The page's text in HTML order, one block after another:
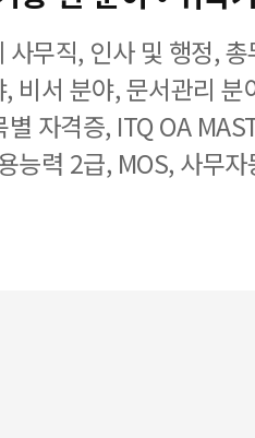
사무직, 인사 및 행정,
비서 분야, 문서관리
별 자격증, ITQ OA
능력 2급, MOS, 사무